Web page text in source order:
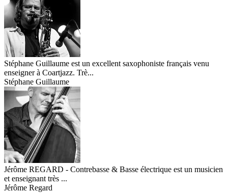
Stéphane Guillaume est un excellent saxophoniste français venu
enseigner à Coartjazz. Trè...
Stéphane Guillaume
Jérôme REGARD - Contrebasse & Basse électrique est un musicien
et enseignant très ...
Jérôme Regard